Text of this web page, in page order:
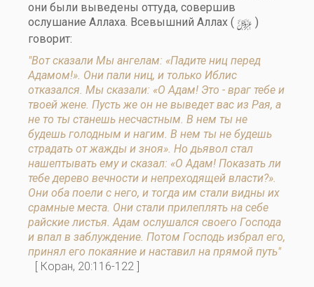
они были выведены оттуда, совершив
ослушание Аллаха. Всевышний Аллах ( y )
говорит:
"Вот сказали Мы ангелам: «Падите ниц перед
Адамом!». Они пали ниц, и только Иблис
отказался. Мы сказали: «О Адам! Это - враг тебе и
твоей жене. Пусть же он не выведет вас из Рая, а
не то ты станешь несчастным. В нем ты не
будешь голодным и нагим. В нем ты не будешь
страдать от жажды и зноя». Но дьявол стал
нашептывать ему и сказал: «О Адам! Показать ли
тебе дерево вечности и непреходящей власти?».
Они оба поели с него, и тогда им стали видны их
срамные места. Они стали прилеплять на себе
райские листья. Адам ослушался своего Господа
и впал в заблуждение. Потом Господь избрал его,
принял его покаяние и наставил на прямой путь"
[ Коран, 20:116-122 ]